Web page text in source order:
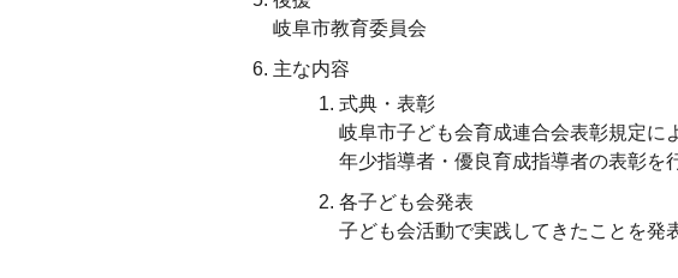
岐阜市教育委員会
主な内容
式典・表彰
岐阜市子ども会育成連合会表彰規定に
年少指導者・優良育成指導者の表彰を
各子ども会発表
子ども会活動で実践してきたことを